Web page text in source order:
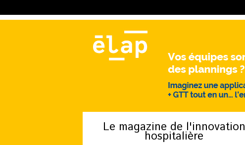
Le magazine de l'innovation
hospitalière